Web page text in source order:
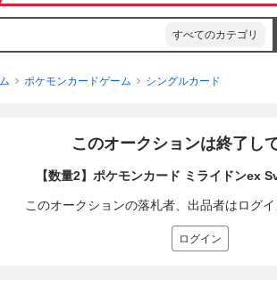
すべてのカテゴリ
ポケモンカードゲーム シングルカード
このオークションは終了し
【数量2】ポケモンカード ミライドンex
このオークションの落札者、出品者はログイ
ログイン